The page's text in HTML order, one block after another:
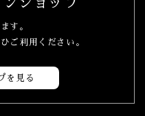
ショップ
す。
ご利用ください。
を見る